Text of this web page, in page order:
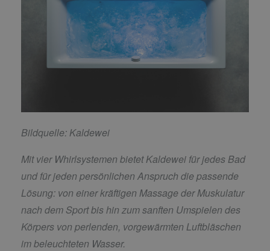
Bildquelle: Kaldewei
Mit vier Whirlsystemen bietet Kaldewei für jedes Bad
und für jeden persönlichen Anspruch die passende
Lösung: von einer kräftigen Massage der Muskulatur
nach dem Sport bis hin zum sanften Umspielen des
Körpers von perlenden, vorgewärmten Luftbläschen
im beleuchteten Wasser.